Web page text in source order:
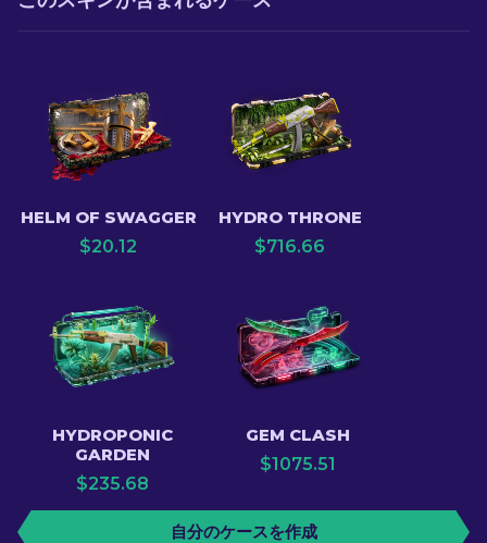
HELM OF SWAGGER
$20.12
HYDRO THRONE
$716.66
HYDROPONIC
GARDEN
$235.68
GEM CLASH
$1075.51
自分のケースを作成